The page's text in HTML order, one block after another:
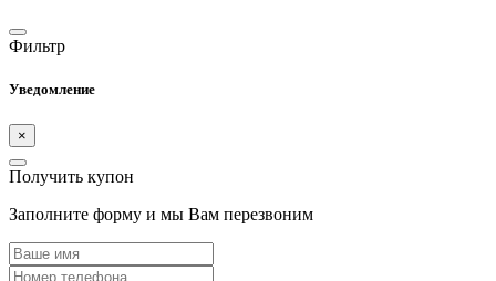
Фильтр
Уведомление
×
Получить купон
Заполните форму и мы Вам перезвоним